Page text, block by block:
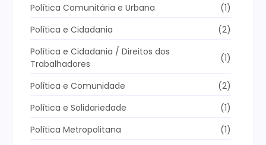
Política Comunitária e Urbana
(1)
Política e Cidadania
(2)
Política e Cidadania / Direitos dos
Trabalhadores
(1)
Política e Comunidade
(2)
Política e Solidariedade
(1)
Política Metropolitana
(1)